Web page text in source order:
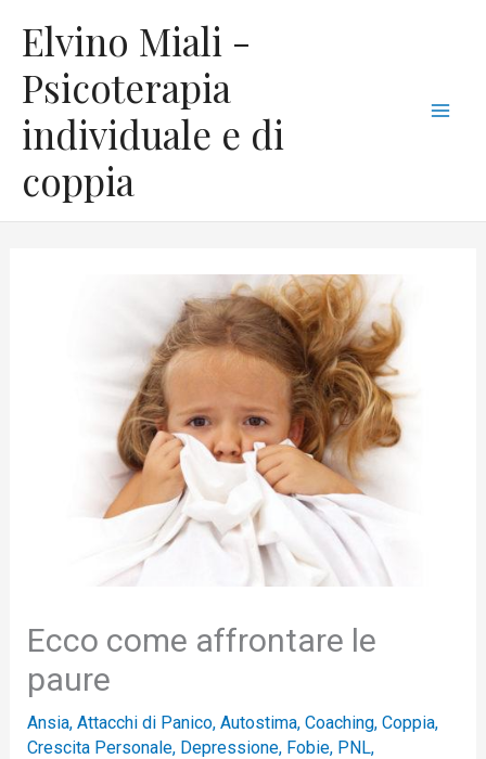
contenuto
Elvino Miali -
Psicoterapia
individuale e di
coppia
Ecco come affrontare le
paure
Ansia, Attacchi di Panico, Autostima, Coaching, Coppia,
Crescita Personale, Depressione, Fobie, PNL,
a
t
e
g
o
r